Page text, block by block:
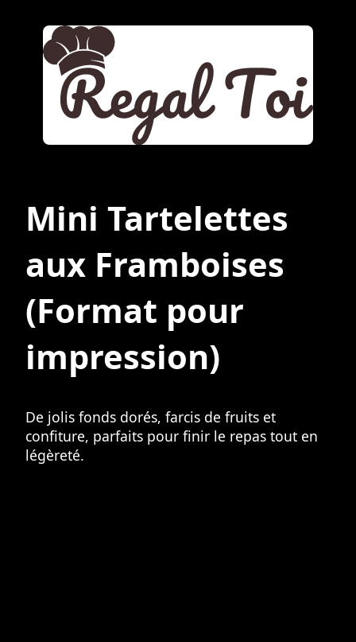
Mini Tartelettes
aux Framboises
(Format pour
impression)
De jolis fonds dorés, farcis de fruits et
confiture, parfaits pour finir le repas tout en
légèreté.